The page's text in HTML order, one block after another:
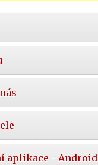
aplikace - Android